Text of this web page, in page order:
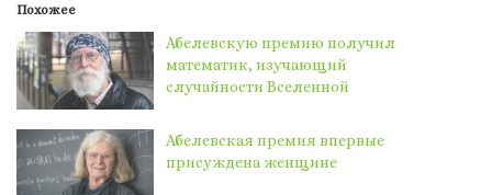
Похожее
Абелевскую премию получил
математик, изучающий
случайности Вселенной
Абелевская премия впервые
присуждена женщине